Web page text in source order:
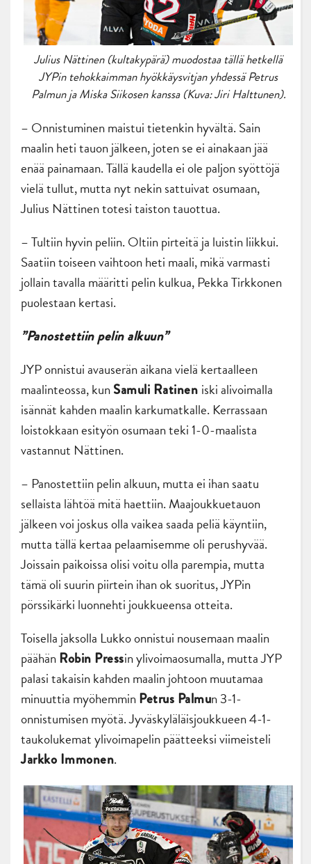
Julius Nättinen (kultakypärä) muodostaa tällä hetkellä
JYPin tehokkaimman hyökkäysvitjan yhdessä Petrus
Palmun ja Miska Siikosen kanssa (Kuva: Jiri Halttunen).
– Onnistuminen maistui tietenkin hyvältä. Sain
maalin heti tauon jälkeen, joten se ei ainakaan jää
enää painamaan. Tällä kaudella ei ole paljon syöttöjä
vielä tullut, mutta nyt nekin sattuivat osumaan,
Julius Nättinen totesi taiston tauottua.
– Tultiin hyvin peliin. Oltiin pirteitä ja luistin liikkui.
Saatiin toiseen vaihtoon heti maali, mikä varmasti
jollain tavalla määritti pelin kulkua, Pekka Tirkkonen
puolestaan kertasi.
”Panostettiin pelin alkuun”
JYP onnistui avauserän aikana vielä kertaalleen
maalinteossa, kunSamuli Ratinen iski alivoimalla
isännät kahden maalin karkumatkalle. Kerrassaan
loistokkaan esityön osumaan teki 1-0-maalista
vastannut Nättinen.
– Panostettiin pelin alkuun, mutta ei ihan saatu
sellaista lähtöä mitä haettiin. Maajoukkuetauon
jälkeen voi joskus olla vaikea saada peliä käyntiin,
mutta tällä kertaa pelaamisemme oli perushyvää.
Joissain paikoissa olisi voitu olla parempia, mutta
tämä oli suurin piirtein ihan ok suoritus, JYPin
pörssikärki luonnehti joukkueensa otteita.
Toisella jaksolla Lukko onnistui nousemaan maalin
päähänRobin Pressin ylivoimaosumalla, mutta JYP
palasi takaisin kahden maalin johtoon muutamaa
minuuttia myöhemminPetrus Palmun 3-1-
onnistumisen myötä. Jyväskyläläisjoukkueen 4-1-
taukolukemat ylivoimapelin päätteeksi viimeisteli
Jarkko Immonen.